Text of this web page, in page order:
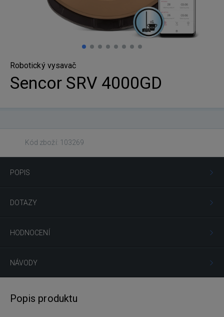
Robotický vysavač
Sencor SRV 4000GD
Kód zboží: 103269
POPIS
DOTAZY
HODNOCENÍ
NÁVODY
Popis produktu